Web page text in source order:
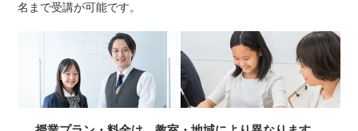
名まで受講が可能です。